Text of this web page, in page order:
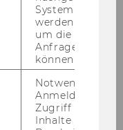
System
werden.
um die Antwort
Anfrage
können.
Notwendig für
Anmeldung und
Zugriff auf
Inhalte oder zur